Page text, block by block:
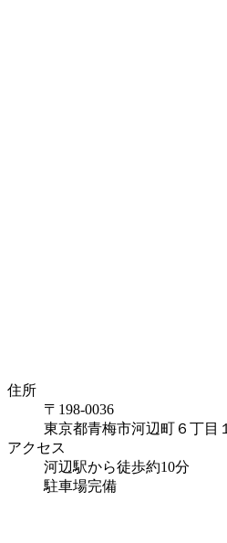
住所
〒198-0036
東京都青梅市河辺町６丁目
アクセス
河辺駅から徒歩約10分
駐車場完備